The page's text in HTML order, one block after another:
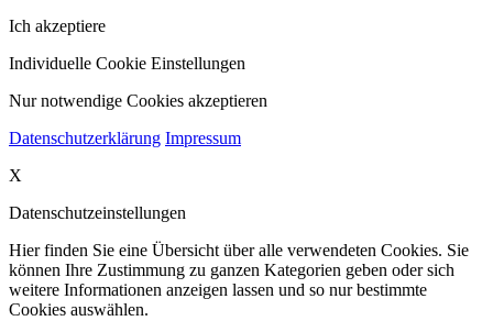
Ich akzeptiere
Individuelle Cookie Einstellungen
Nur notwendige Cookies akzeptieren
Datenschutzerklärung Impressum
X
Datenschutzeinstellungen
Hier finden Sie eine Übersicht über alle verwendeten Cookies. Sie
können Ihre Zustimmung zu ganzen Kategorien geben oder sich
weitere Informationen anzeigen lassen und so nur bestimmte
Cookies auswählen.